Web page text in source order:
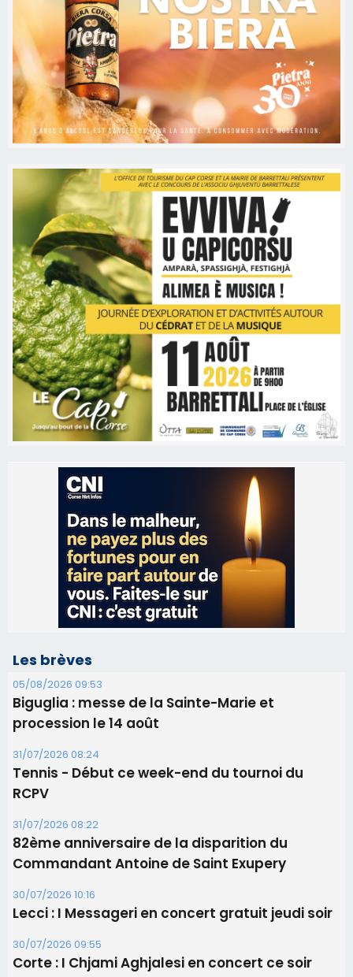
Les brèves
05/08/2026 09:53
Biguglia : messe de la Sainte-Marie et
procession le 14 août
31/07/2026 08:24
Tennis - Début ce week-end du tournoi du
31/07/2026 08:22
82ème anniversaire de la disparition du
Commandant Antoine de Saint Exupery
30/07/2026 10:16
Lecci : I Messageri en concert gratuit jeudi soir
30/07/2026 09:55
Corte : I Chjami Aghjalesi en concert ce soir
30/07/2026 08:33
Bastia - Assunta Gloriosa à la Cathédrale
Sainte-Marie
Les plus lus